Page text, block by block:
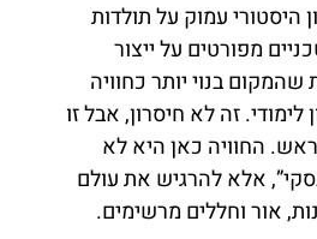
היסטורי עמוק על תולדות
מפורטים על ייצור
בנוי יותר כחוויה
זה לא חיסרון, אבל זו
החוויה כאן היא לא
אלא להרגיש את עולם
אור וחללים מרשימים.